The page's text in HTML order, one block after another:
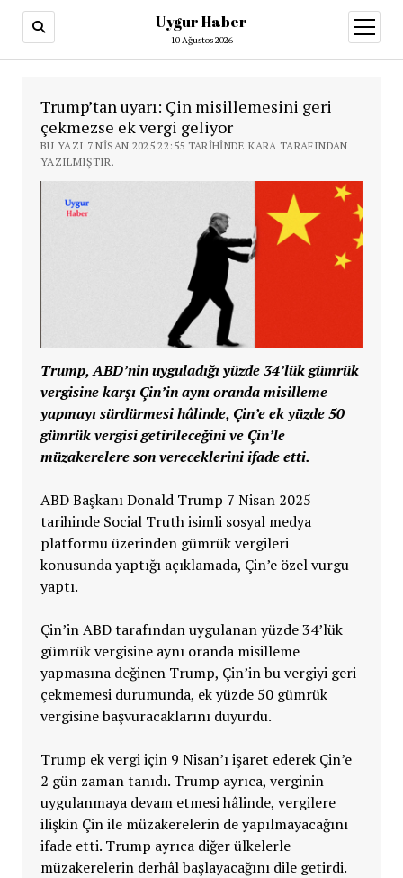
Uygur Haber
10 Ağustos 2026
aç
Trump’tan uyarı: Çin misillemesini geri
çekmezse ek vergi geliyor
BU YAZI 7 NISAN 2025 22:55 TARIHINDE KARA TARAFINDAN
YAZILMIŞTIR.
Trump, ABD’nin uyguladığı yüzde 34’lük gümrük
vergisine karşı Çin’in aynı oranda misilleme
yapmayı sürdürmesi hâlinde, Çin’e ek yüzde 50
gümrük vergisi getirileceğini ve Çin’le
müzakerelere son vereceklerini ifade etti.
ABD Başkanı Donald Trump 7 Nisan 2025
tarihinde Social Truth isimli sosyal medya
platformu üzerinden gümrük vergileri
konusunda yaptığı açıklamada, Çin’e özel vurgu
yaptı.
Çin’in ABD tarafından uygulanan yüzde 34’lük
gümrük vergisine aynı oranda misilleme
yapmasına değinen Trump, Çin’in bu vergiyi geri
çekmemesi durumunda, ek yüzde 50 gümrük
vergisine başvuracaklarını duyurdu.
Trump ek vergi için 9 Nisan’ı işaret ederek Çin’e
2 gün zaman tanıdı. Trump ayrıca, verginin
uygulanmaya devam etmesi hâlinde, vergilere
ilişkin Çin ile müzakerelerin de yapılmayacağını
ifade etti. Trump ayrıca diğer ülkelerle
müzakerelerin derhâl başlayacağını dile getirdi.